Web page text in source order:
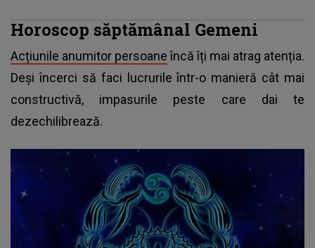
Horoscop săptămânal Gemeni
Acțiunile anumitor persoaneîncă îți mai atrag atenția.
Deși încerci să faci lucrurile într-o manieră cât mai
constructivă, impasurile peste care dai te
dezechilibrează.